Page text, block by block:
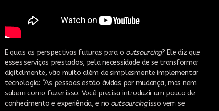
E quais as perspectivas futuras para o outsourcing? Ele diz que
esses serviços prestados, pela necessidade de se transformar
digitalmente, vão muito além de simplesmente implementar
tecnologia: “As pessoas estão ávidas por mudança, mas nem
sabem como fazer isso. Você precisa introduzir um pouco de
conhecimento e experiência, e no outsourcingisso vem se